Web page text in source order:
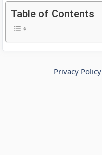
Table of Contents
Privacy Policy